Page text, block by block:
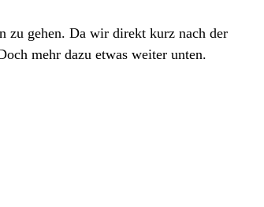
zu gehen. Da wir direkt kurz nach der
mehr dazu etwas weiter unten.